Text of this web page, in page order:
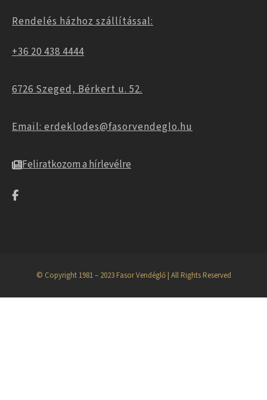
Rendelés házhoz szállítással:
+36 20 438 4444
6726 Szeged, Bérkert u. 52.
Email: erdeklodes@fasorvendeglo.hu
Feliratkozom a hírlevélre
© Copyright 1981 – 2023 Fasor Vendéglő | All Rights Reserved